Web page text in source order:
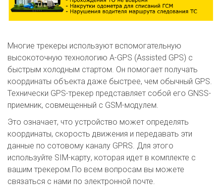
Многие трекеры используют вспомогательную
высокоточную технологию A-GPS (Assisted GPS) с
быстрым холодным стартом. Он помогает получать
координаты объекта даже быстрее, чем обычный GPS.
Технически GPS-трекер представляет собой его GNSS-
приемник, совмещенный с GSM-модулем.
Это означает, что устройство может определять
координаты, скорость движения и передавать эти
данные по сотовому каналу GPRS. Для этого
используйте SIM-карту, которая идет в комплекте с
вашим трекером.По всем вопросам вы можете
связаться с нами по электронной почте.